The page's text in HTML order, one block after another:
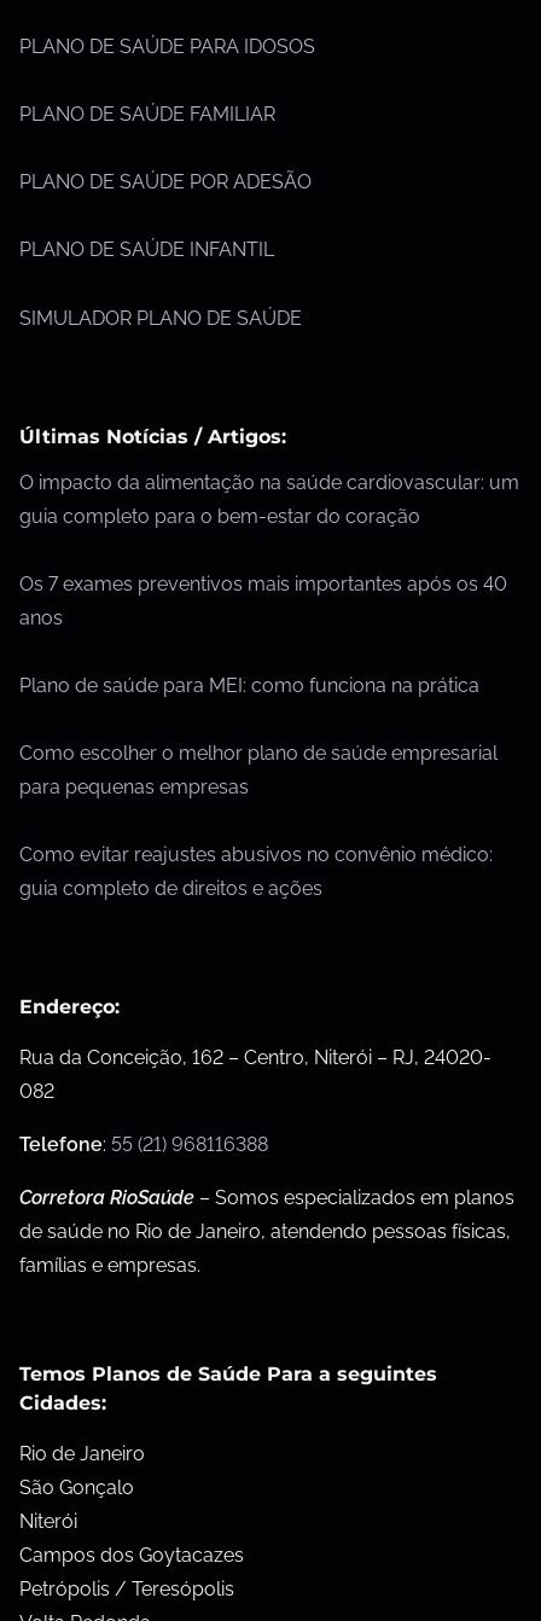
PLANO DE SAÚDE PARA IDOSOS
PLANO DE SAÚDE FAMILIAR
PLANO DE SAÚDE POR ADESÃO
PLANO DE SAÚDE INFANTIL
SIMULADOR PLANO DE SAÚDE
Últimas Notícias / Artigos:
O impacto da alimentação na saúde cardiovascular: um
guia completo para o bem-estar do coração
Os 7 exames preventivos mais importantes após os 40
anos
Plano de saúde para MEI: como funciona na prática
Como escolher o melhor plano de saúde empresarial
para pequenas empresas
Como evitar reajustes abusivos no convênio médico:
guia completo de direitos e ações
Endereço:
Rua da Conceição, 162 – Centro, Niterói – RJ, 24020-
082
Telefone: 55 (21) 968116388
Corretora RioSaúde – Somos especializados em planos
de saúde no Rio de Janeiro, atendendo pessoas físicas,
famílias e empresas.
Temos Planos de Saúde Para a seguintes
Cidades:
Rio de Janeiro
São Gonçalo
Niterói
Campos dos Goytacazes
Petrópolis / Teresópolis